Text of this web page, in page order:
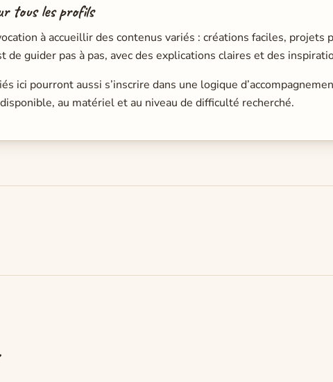
tous les profils
à accueillir des contenus variés : créations faciles,
de guider pas à pas, avec des explications claires et des
ici pourront aussi s’inscrire dans une logique
au matériel et au niveau de difficulté recherché.